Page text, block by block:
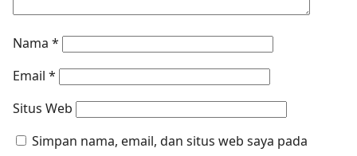
Nama *
Email *
Situs Web
Simpan nama, email, dan situs web saya pada